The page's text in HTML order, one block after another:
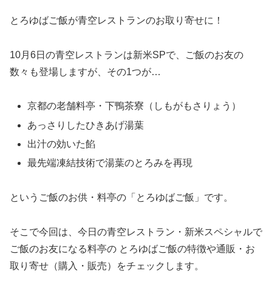
とろゆばご飯が青空レストランのお取り寄せに！
10月6日の青空レストランは新米SPで、ご飯のお友の
数々も登場しますが、その1つが…
京都の老舗料亭・下鴨茶寮（しもがもさりょう）
あっさりしたひきあげ湯葉
出汁の効いた餡
最先端凍結技術で湯葉のとろみを再現
というご飯のお供・料亭の「とろゆばご飯」です。
そこで今回は、今日の青空レストラン・新米スペシャルで
ご飯のお友になる料亭の とろゆばご飯の特徴や通販・お
取り寄せ（購入・販売）をチェックします。